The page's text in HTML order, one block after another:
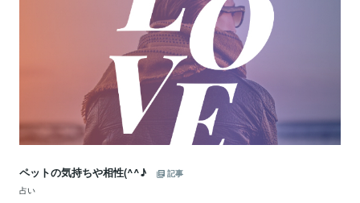
ペットの気持ちや相性(^^♪
記事
占い